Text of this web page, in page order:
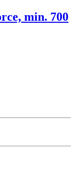
min. 700